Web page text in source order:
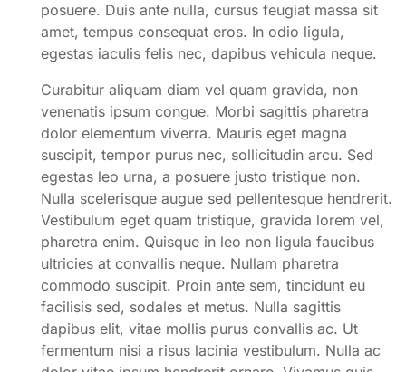
posuere. Duis ante nulla, cursus feugiat massa sit
amet, tempus consequat eros. In odio ligula,
egestas iaculis felis nec, dapibus vehicula neque.
Curabitur aliquam diam vel quam gravida, non
venenatis ipsum congue. Morbi sagittis pharetra
dolor elementum viverra. Mauris eget magna
suscipit, tempor purus nec, sollicitudin arcu. Sed
egestas leo urna, a posuere justo tristique non.
Nulla scelerisque augue sed pellentesque hendrerit.
Vestibulum eget quam tristique, gravida lorem vel,
pharetra enim. Quisque in leo non ligula faucibus
ultricies at convallis neque. Nullam pharetra
commodo suscipit. Proin ante sem, tincidunt eu
facilisis sed, sodales et metus. Nulla sagittis
dapibus elit, vitae mollis purus convallis ac. Ut
fermentum nisi a risus lacinia vestibulum. Nulla ac